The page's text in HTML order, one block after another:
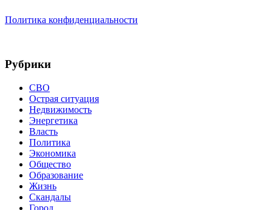
Политика конфиденциальности
Рубрики
СВО
Острая ситуация
Недвижимость
Энергетика
Власть
Политика
Экономика
Общество
Образование
Жизнь
Скандалы
Город